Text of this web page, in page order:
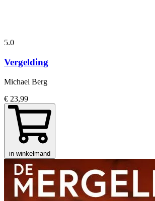
5.0
Vergelding
Michael Berg
€ 23,99
in winkelmand